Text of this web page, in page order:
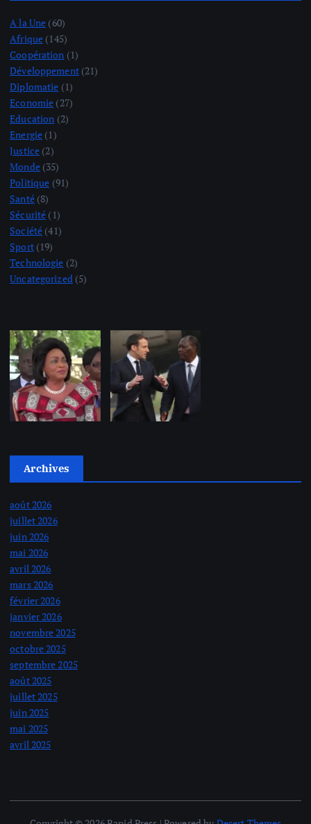
A la Une (60)
Afrique (145)
Coopération (1)
Développement(21)
Diplomatie (1)
Economie (27)
Education (2)
Energie (1)
Justice (2)
Monde(35)
Politique (91)
Santé(8)
Sécurité (1)
Société (41)
Sport(19)
Technologie (2)
Uncategorized(5)
Archives
août 2026
juillet 2026
juin 2026
mai 2026
avril 2026
mars 2026
février 2026
janvier 2026
novembre 2025
octobre 2025
septembre 2025
août 2025
juillet 2025
juin 2025
mai 2025
avril 2025